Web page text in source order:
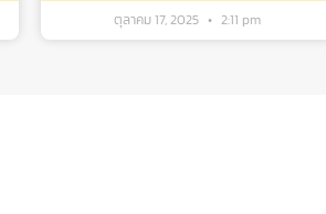
ตุลาคม 17, 2025 2:11 pm